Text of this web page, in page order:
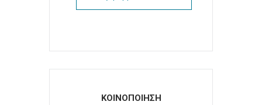
ΚΟΙΝΟΠΟΙΗΣΗ